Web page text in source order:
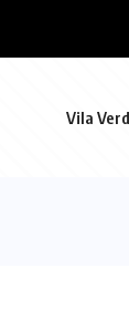
Vila